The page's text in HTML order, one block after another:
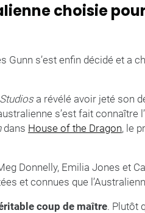
choisie
Gunn s’est enfin décidé et a
a révélé avoir jeté son
s’est fait connaître
dans House of the Dragon, le
Donnelly, Emilia Jones et
et connues que
coup de maître. Plutôt